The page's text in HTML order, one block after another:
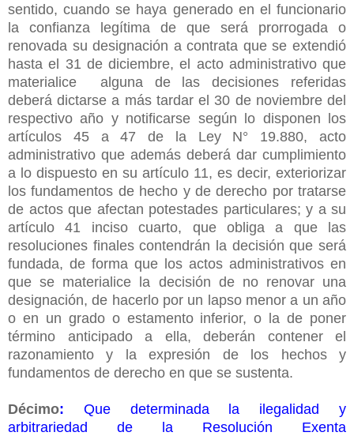
sentido, cuando se haya generado en el funcionario
la confianza legítima de que será prorrogada o
renovada su designación a contrata que se extendió
hasta el 31 de diciembre, el acto administrativo que
materialice alguna de las decisiones referidas
deberá dictarse a más tardar el 30 de noviembre del
respectivo año y notificarse según lo disponen los
artículos 45 a 47 de la Ley N° 19.880, acto
administrativo que además deberá dar cumplimiento
a lo dispuesto en su artículo 11, es decir, exteriorizar
los fundamentos de hecho y de derecho por tratarse
de actos que afectan potestades particulares; y a su
artículo 41 inciso cuarto, que obliga a que las
resoluciones finales contendrán la decisión que será
fundada, de forma que los actos administrativos en
que se materialice la decisión de no renovar una
designación, de hacerlo por un lapso menor a un año
o en un grado o estamento inferior, o la de poner
término anticipado a ella, deberán contener el
razonamiento y la expresión de los hechos y
fundamentos de derecho en que se sustenta.
Décimo: Que determinada la ilegalidad y
arbitrariedad de la Resolución Exenta